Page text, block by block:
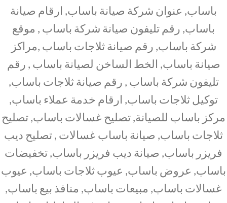
باساب, عنوان شركة صيانة باساب, ارقام صيانة
باساب, رقم تليفون صيانة شركة باساب , موقع
شركة باساب, رقم صيانة ثلاجات باساب ,مراكز
صيانة باساب, الخط الساخن لصيانة باساب , رقم
تليفون شركة باساب , رقم صيانة ثلاجات باساب,
توكيل ثلاجات باساب, ارقام خدمة عملاء باساب,
مركز باساب للصيانة, تصليح غسالات باساب, تصليح
ثلاجات باساب, صيانة باساب غسالات , تصليح ديب
فريزر باساب, صيانة ديب فريزر باساب, تخفيضات
باساب, عروض باساب, عيوب ثلاجات باساب, عيوب
غسالات باساب, مبيعات باساب, منافذ بيع باساب,